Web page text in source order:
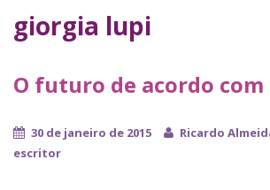
giorgia lupi
O futuro de acordo
30 de janeiro de 2015 Ricardo
escritor